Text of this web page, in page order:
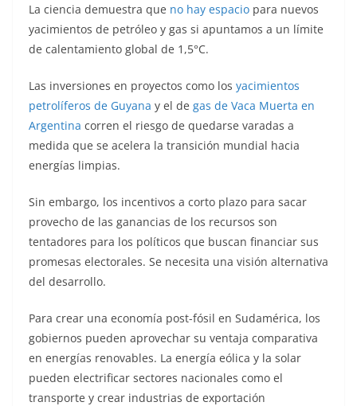
La ciencia demuestra que no hay espacio para nuevos
yacimientos de petróleo y gas si apuntamos a un límite
de calentamiento global de 1,5°C.
Las inversiones en proyectos como los yacimientos
petrolíferos de Guyana y el de gas de Vaca Muerta en
Argentina corren el riesgo de quedarse varadas a
medida que se acelera la transición mundial hacia
energías limpias.
Sin embargo, los incentivos a corto plazo para sacar
provecho de las ganancias de los recursos son
tentadores para los políticos que buscan financiar sus
promesas electorales. Se necesita una visión alternativa
del desarrollo.
Para crear una economía post-fósil en Sudamérica, los
gobiernos pueden aprovechar su ventaja comparativa
en energías renovables. La energía eólica y la solar
pueden electrificar sectores nacionales como el
transporte y crear industrias de exportación